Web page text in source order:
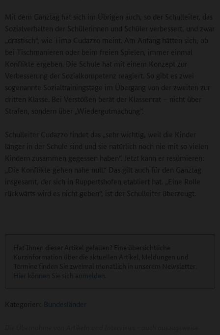
Mit dem Ganztag hat sich im Übrigen auch, so der Schulleiter, das
Sozialverhalten der Schülerinnen und Schüler verbessert, und zwar
„drastisch“, wie Timo Cudazzo meint. Am Anfang hätten sich, ob
bei Tischmanieren oder beim freien Spielen, immer einmal
Konflikte ergeben. Die Schule hat mit einem Konzept zur
Verbesserung der Sozialkompetenz reagiert. So gibt es zwei
sogenannte Sozialtrainingstage im Übergang von der zweiten zur
dritten Klasse. Bei Verstößen berät der Klassenrat – nicht über
Strafen, sondern über „Wiedergutmachung“.
Schulleiter Cudazzo findet das „sehr wichtig, weil die Kinder
länger in der Schule sind und sie natürlich noch nie mit so vielen
Kindern zusammen gegessen haben“. Jetzt kann er resümieren:
„Die Konflikte gehen nahe null.“ Das gilt auch für den Ganztag
insgesamt, der sich in Ruppertshofen etabliert hat. „Eine Rolle
rückwärts wird es nicht geben“, ist der Schulleiter überzeugt.
Hier können Sie sich anmelden
Kategorien: Bundesländer